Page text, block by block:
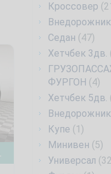
Кроссовер
Седан (47)
Хетчбек 3дв.
ФУРГОН (4)
Хетчбек 5дв.
Купе (1)
Минивен (5)
Универсал